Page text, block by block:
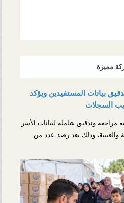
مميزة
بيانات المستفيدين ويؤكد
السجلات
مراجعة وتدقيق شاملة لبيانات الأسر
والعينية، وذلك بعد رصد عدد من